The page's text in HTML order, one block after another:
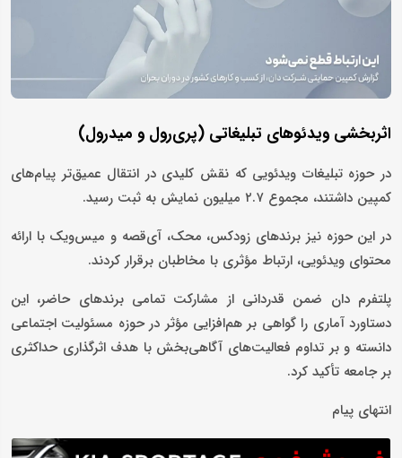
اثربخشی ویدئوهای تبلیغاتی (پری‌رول و میدرول)
در حوزه تبلیغات ویدئویی که نقش کلیدی در انتقال عمیق‌تر پیام‌های
کمپین داشتند، مجموع ۲.۷ میلیون نمایش به ثبت رسید.
در این حوزه نیز برندهای زودکس، محک، آی‌قصه و میس‌ویک با ارائه
محتوای ویدئویی، ارتباط مؤثری با مخاطبان برقرار کردند.
پلتفرم دان ضمن قدردانی از مشارکت تمامی برندهای حاضر، این
دستاورد آماری را گواهی بر هم‌افزایی مؤثر در حوزه مسئولیت اجتماعی
دانسته و بر تداوم فعالیت‌های آگاهی‌بخش با هدف اثرگذاری حداکثری
بر جامعه تأکید کرد.
انتهای پیام